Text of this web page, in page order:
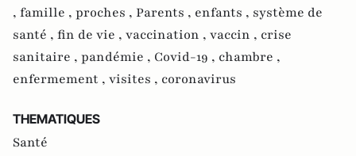
, famille , proches , Parents , enfants , système de
santé , fin de vie , vaccination , vaccin , crise
sanitaire , pandémie , Covid-19 , chambre ,
enfermement , visites , coronavirus
THEMATIQUES
Santé